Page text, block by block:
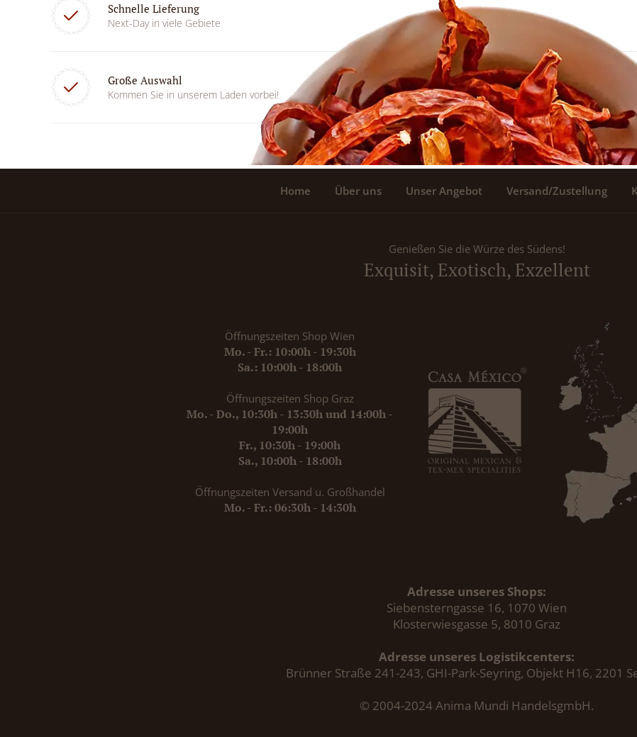
Schnelle Lieferung
Next-Day in viele Gebiete
Große Auswahl
Kommen Sie in unserem Laden vorbei!
Home Über uns Unser Angebot Versand/Zustellung
Genießen Sie die Würze des Südens!
Exquisit, Exotisch, Exzellent
Öffnungszeiten Shop Wien
Mo. - Fr.: 10:00h - 19:30h
Sa.: 10:00h - 18:00h
Öffnungszeiten Shop Graz
Mo. - Do., 10:30h - 13:30h und 14:00h -
19:00h
Fr., 10:30h - 19:00h
Sa., 10:00h - 18:00h
Öffnungszeiten Versand u. Großhandel
Mo. - Fr.: 06:30h - 14:30h
Adresse unseres Shops:
Siebensterngasse 16, 1070 Wien
Klosterwiesgasse 5, 8010 Graz
Adresse unseres Logistikcenters:
Brünner Straße 241-243, GHI-Park-Seyring, Objekt H16, 2201
© 2004-2024 Anima Mundi HandelsgmbH.